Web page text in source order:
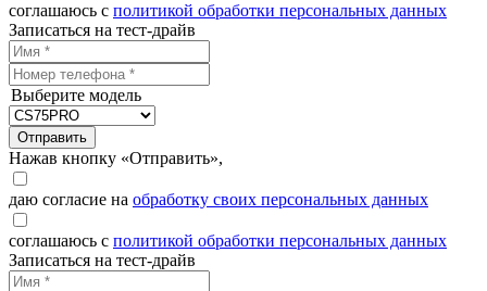
соглашаюсь с политикой обработки персональных данных
Записаться на тест-драйв
Выберите модель
Отправить
Нажав кнопку «Отправить»,
даю согласие на обработку своих персональных данных
соглашаюсь с политикой обработки персональных данных
Записаться на тест-драйв